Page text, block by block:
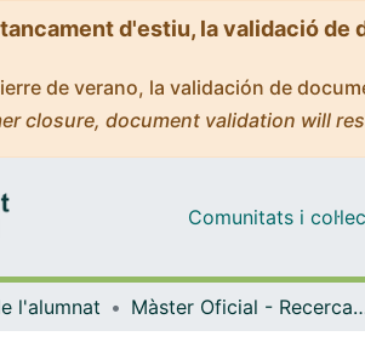
d'estiu, la validació
de verano, la validación de
closure, document validation will
Comunitats i
l'alumnat Màster Oficial - Recerca en